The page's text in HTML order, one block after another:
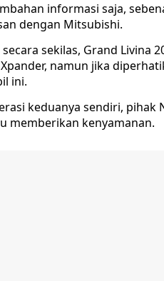
informasi saja,
dengan Mitsubishi.
secara sekilas, Grand Livina
namun jika
ini.
keduanya sendiri,
memberikan kenyamanan.